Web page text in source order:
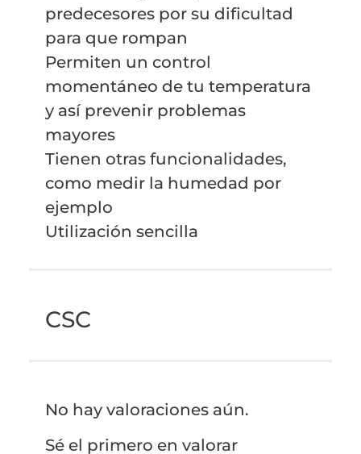
predecesores por su dificultad
para que rompan
Permiten un control
momentáneo de tu temperatura
y así prevenir problemas
mayores
Tienen otras funcionalidades,
como medir la humedad por
ejemplo
Utilización sencilla
CSC
No hay valoraciones aún.
Sé el primero en valorar